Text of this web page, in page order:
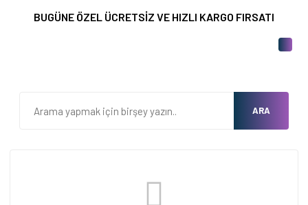
BUGÜNE ÖZEL ÜCRETSİZ VE HIZLI KARGO FIRSATI
ARA